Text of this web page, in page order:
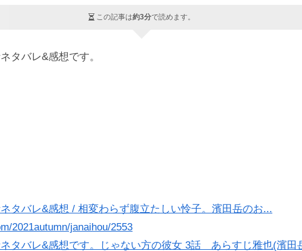
この記事は約3分で読めます。
タバレ&感想です。
タバレ&感想 / 相変わらず腹立たしい怜子。濱田岳のお...
2021autumn/janaihou/2553
タバレ&感想です。じゃない方の彼女 3話 あらすじ雅也(濱田